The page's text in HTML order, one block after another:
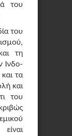
του
του
τη
Ινδο-
τα
και
του